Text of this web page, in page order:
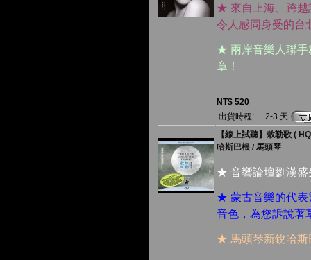
★ 來自上海、跨越
令人感同身受的台
★ 兩岸音樂人聯手
章！
NT$ 520
出貨時程:
2-3 天
【線上試聽】敕勒歌 (
哈斯巴根 / 馬頭琴
★ 音響論壇劉漢盛
★ 蒙古音樂的代表
音色，為您訴說著
★ 馬頭琴新銳哈斯